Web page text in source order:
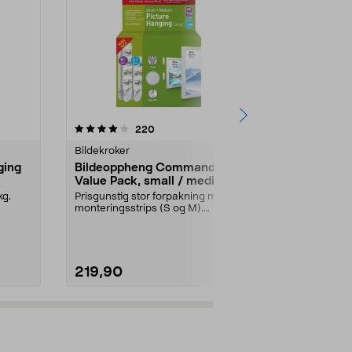
220anmeldelser
Bildekroker
Bildeoppheng Command
Value Pack, small / medium
Prisgunstig stor forpakning med 12
monteringsstrips (S og M).
219,90
4.0 av 5 stjerner